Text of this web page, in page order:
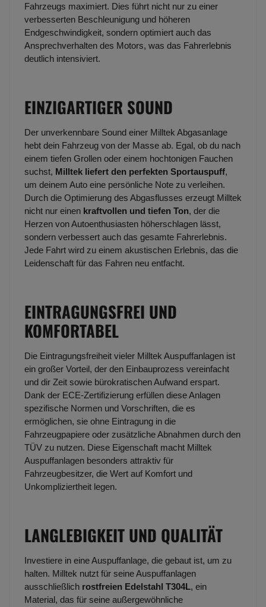
Fahrzeugs maximiert. Dies führt nicht nur zu einer
verbesserten Beschleunigung und höheren
Endgeschwindigkeit, sondern optimiert auch das
Ansprechverhalten des Motors, was das Fahrerlebnis
deutlich intensiviert.
EINZIGARTIGER SOUND
Der unverkennbare Sound einer Milltek Abgasanlage
hebt dein Fahrzeug von der Masse ab. Egal, ob du nach
einem tiefen Grollen oder einem hochtonigen Fauchen
suchst, Milltek liefert den perfekten Sportauspuff,
um deinem Auto eine persönliche Note zu verleihen.
Durch die Optimierung des Abgasflusses erzeugt Milltek
nicht nur einen kraftvollen und tiefen Ton, der die
Herzen von Autoenthusiasten höherschlagen lässt,
sondern verbessert auch das gesamte Fahrerlebnis.
Jede Fahrt wird zu einem akustischen Erlebnis, das die
Leidenschaft für das Fahren neu entfacht.
EINTRAGUNGSFREI UND
KOMFORTABEL
Die Eintragungsfreiheit vieler Milltek Auspuffanlagen ist
ein großer Vorteil, der den Einbauprozess vereinfacht
und dir Zeit sowie bürokratischen Aufwand erspart.
Dank der ECE-Zertifizierung erfüllen diese Anlagen
spezifische Normen und Vorschriften, die es
ermöglichen, sie ohne Eintragung in die
Fahrzeugpapiere oder zusätzliche Abnahmen durch den
TÜV zu nutzen. Diese Eigenschaft macht Milltek
Auspuffanlagen besonders attraktiv für
Fahrzeugbesitzer, die Wert auf Komfort und
Unkompliziertheit legen.
LANGLEBIGKEIT UND QUALITÄT
Investiere in eine Auspuffanlage, die gebaut ist, um zu
halten. Milltek nutzt für seine Auspuffanlagen
ausschließlich rostfreien Edelstahl T304L, ein
Material, das für seine außergewöhnliche